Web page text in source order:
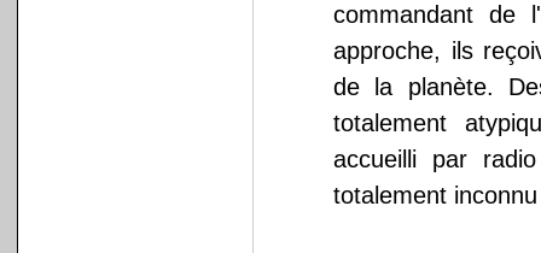
commandant de
approche, ils
de la planète.
totalement
accueilli par
totalement